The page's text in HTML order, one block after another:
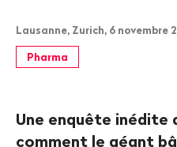
Lausanne, Zurich, 6 novembre
Pharma
Une enquête inédite
comment le géant